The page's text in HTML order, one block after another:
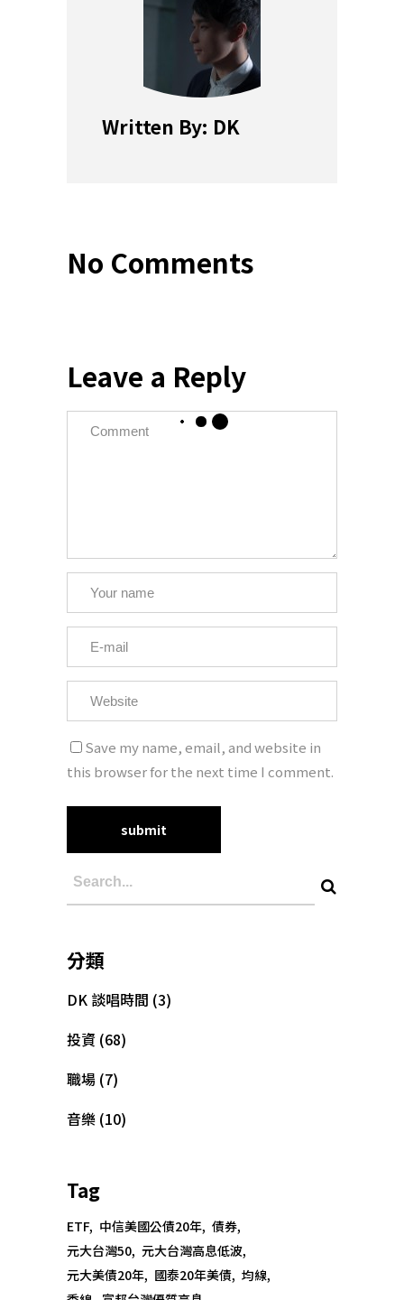
Written By: DK
No Comments
Leave a Reply
Save my name, email, and website in
this browser for the next time I comment.
分類
DK 談唱時間 (3)
投資 (68)
職場 (7)
音樂 (10)
Tag
ETF 中信美國公債20年 債券
元大台灣50 元大台灣高息低波
元大美債20年 國泰20年美債 均線
Copyright @大為音樂整合行銷有限公司
David Music Integrated Marketing Co.,
Ltd.